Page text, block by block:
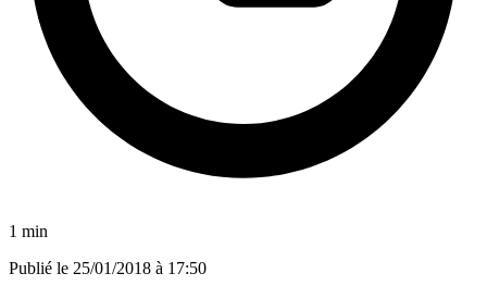
1 min
Publié le 25/01/2018 à 17:50